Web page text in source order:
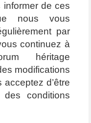
de ces
nous vous
par
continuez à
héritage
modifications
d’être
des conditions